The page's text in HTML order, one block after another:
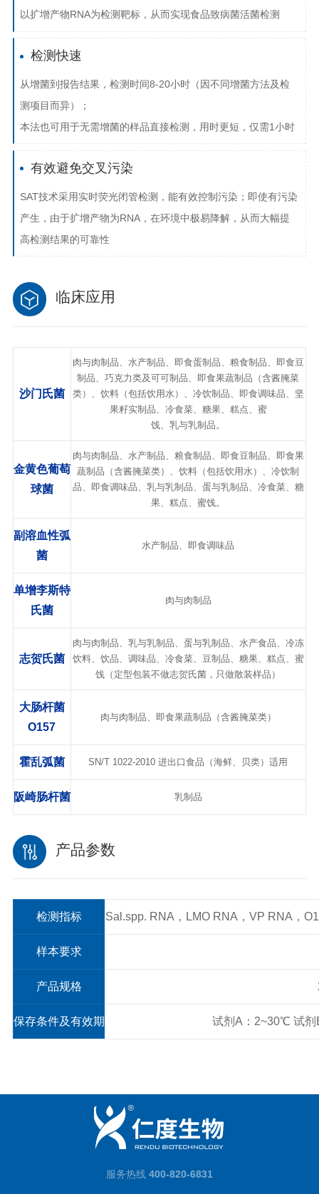
以扩增产物RNA为检测靶标，从而实现食品致病菌活菌检测
检测快速
从增菌到报告结果，检测时间8-20小时（因不同增菌方法及检
测项目而异）；
本法也可用于无需增菌的样品直接检测，用时更短，仅需1小时
有效避免交叉污染
SAT技术采用实时荧光闭管检测，能有效控制污染；即使有污染
产生，由于扩增产物为RNA，在环境中极易降解，从而大幅提
高检测结果的可靠性
临床应用
沙门氏菌
肉与肉制品、水产制品、即食蛋制品、粮食制品、即食豆
制品、巧克力类及可可制品、即食果蔬制品（含酱腌菜
类）、饮料（包括饮用水）、冷饮制品、即食调味品、坚
果籽实制品、冷食菜、糖果、糕点、蜜
饯、乳与乳制品。
金黄色葡萄
球菌
肉与肉制品、水产制品、粮食制品、即食豆制品、即食果
蔬制品（含酱腌菜类）、饮料（包括饮用水）、冷饮制
品、即食调味品、乳与乳制品、蛋与乳制品、冷食菜、糖
果、糕点、蜜饯。
副溶血性弧
菌
水产制品、即食调味品
单增李斯特
氏菌
肉与肉制品
志贺氏菌
肉与肉制品、乳与乳制品、蛋与乳制品、水产食品、冷冻
饮料、饮品、调味品、冷食菜、豆制品、糖果、糕点、蜜
饯（定型包装不做志贺氏菌，只做散装样品）
大肠杆菌
O157
肉与肉制品、即食果蔬制品（含酱腌菜类）
霍乱弧菌 SN/T 1022-2010 进出口食品（海鲜、贝类）适用
阪崎肠杆菌 乳制品
产品参数
检测指标 Sal.spp. RNA，LMO RNA，VP RNA，
样本要求
产品规格
保存条件及有效期 试剂A：2~30℃ 试
服务热线 400-820-6831